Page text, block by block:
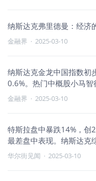
纳斯达克弗里德曼：经济
金融界 · 2025-03-10
纳斯达克金龙中国指数初
0.6%。热门中概股小马
5.8%，理想、小米集团
金融界 · 2025-03-10
特斯拉盘中暴跌14%，创
最差盘中表现。纳斯达克
达4.0%
华尔街见闻 · 2025-03-10